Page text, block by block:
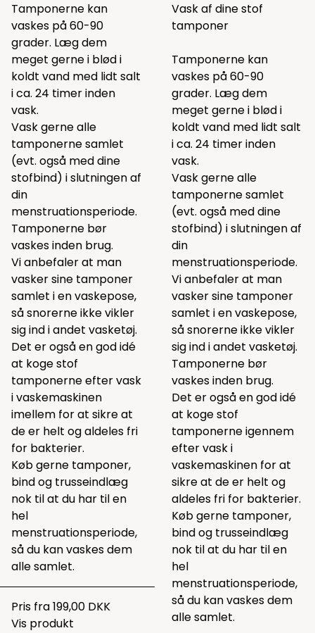
Tamponerne kan
vaskes på 60-90
grader. Læg dem
meget gerne i blød i
koldt vand med lidt salt
i ca. 24 timer inden
vask.
Vask gerne alle
tamponerne samlet
(evt. også med dine
stofbind) i slutningen af
din
menstruationsperiode.
Tamponerne bør
vaskes inden brug.
Vi anbefaler at man
vasker sine tamponer
samlet i envaskepose,
så snorerne ikke vikler
sig ind i andet vasketøj.
Det er også en god idé
at koge stof
tamponerne efter vask
i vaskemaskinen
imellem for at sikre at
de er helt og aldeles fri
for bakterier.
Køb gerne tamponer,
bind og trusseindlæg
nok til at du har til en
hel
menstruationsperiode,
så du kan vaskes dem
alle samlet.
Pris fra199,00 DKK
Vis produkt
Vask af dine stof
tamponer
Tamponerne kan
vaskes på 60-90
grader. Læg dem
meget gerne i blød i
koldt vand med lidt salt
i ca. 24 timer inden
vask.
Vask gerne alle
tamponerne samlet
(evt. også med dine
stofbind) i slutningen af
din
menstruationsperiode.
Vi anbefaler at man
vasker sine tamponer
samlet i envaskepose,
så snorerne ikke vikler
sig ind i andet vasketøj.
Tamponerne bør
vaskes inden brug.
Det er også en god idé
at koge stof
tamponerne igennem
efter vask i
vaskemaskinen for at
sikre at de er helt og
aldeles fri for bakterier.
Køb gerne tamponer,
bind og trusseindlæg
nok til at du har til en
hel
menstruationsperiode,
så du kan vaskes dem
alle samlet.